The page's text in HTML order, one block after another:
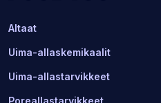
Altaat
Uima-allaskemikaalit
Uima-allastarvikkeet
Poreallastarvikkeet